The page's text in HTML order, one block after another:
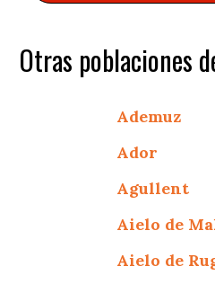
Otras poblaciones
Ademuz
Ador
Agullent
Aielo de
Aielo de